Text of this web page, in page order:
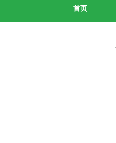
首页